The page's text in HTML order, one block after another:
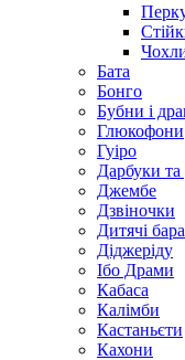
Бата
Бонго
Бубни і
Глюкофони
Гуіро
Дарбуки
Джембе
Дзвіночки
Дитячі
Діджеріду
Ібо Драми
Кабаса
Калімби
Кастаньєти
Кахони